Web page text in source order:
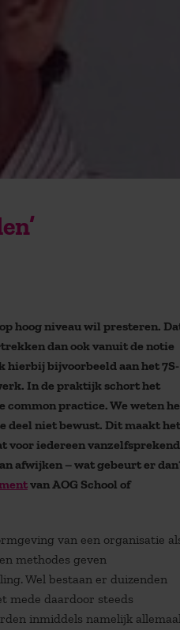
hoog niveau wil presteren.
dan ook vanuit de notie
hierbij bijvoorbeeld aan het 7S-
In de praktijk schort het
common practice. We weten
deel niet bewust. Dit maakt het
voor iedereen vanzelfsprekend
afwijken – wat gebeurt er
van AOG School of
van een organisatie
methodes geven
Wel bestaan er duizenden
mede daardoor steeds
inmiddels namelijk